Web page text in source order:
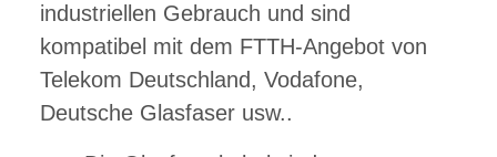
industriellen Gebrauch und sind
kompatibel mit dem FTTH-Angebot von
Telekom Deutschland, Vodafone,
Deutsche Glasfaser usw..